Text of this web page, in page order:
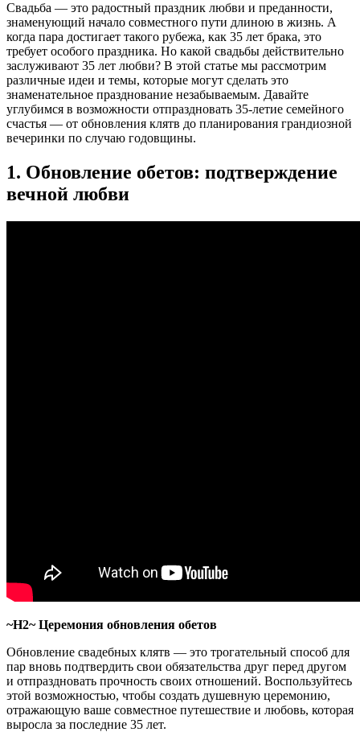
Свадьба — это радостный праздник любви и преданности,
знаменующий начало совместного пути длиною в жизнь. А
когда пара достигает такого рубежа, как 35 лет брака, это
требует особого праздника. Но какой свадьбы действительно
заслуживают 35 лет любви? В этой статье мы рассмотрим
различные идеи и темы, которые могут сделать это
знаменательное празднование незабываемым. Давайте
углубимся в возможности отпраздновать 35-летие семейного
счастья — от обновления клятв до планирования грандиозной
вечеринки по случаю годовщины.
1. Обновление обетов: подтверждение
вечной любви
~H2~ Церемония обновления обетов
Обновление свадебных клятв — это трогательный способ для
пар вновь подтвердить свои обязательства друг перед другом
и отпраздновать прочность своих отношений. Воспользуйтесь
этой возможностью, чтобы создать душевную церемонию,
отражающую ваше совместное путешествие и любовь, которая
выросла за последние 35 лет.